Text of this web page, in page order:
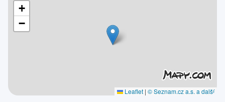
+
−
Leaflet | © Seznam.cz a.s. a další